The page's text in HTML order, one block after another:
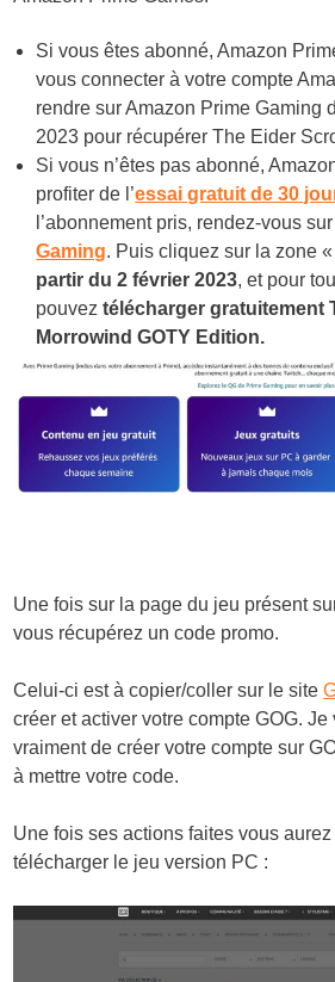
Si vous êtes abonné, Amazon
vous connecter à votre compte
rendre sur Amazon Prime Gaming
2023 pour récupérer The Eider
Si vous n’êtes pas abonné,
profiter de l’essai gratuit de 30
l’abonnement pris, rendez-vous sur
Gaming. Puis cliquez sur la zone
partir du 2 février 2023, et pour
pouveztélécharger gratuitement
Morrowind GOTY Edition.
Une fois sur la page du jeu présent
vous récupérez un code promo.
Celui-ci est à copier/coller sur le site
créer et activer votre compte GOG.
vraiment de créer votre compte sur
à mettre votre code.
Une fois ses actions faites vous
télécharger le jeu version PC :